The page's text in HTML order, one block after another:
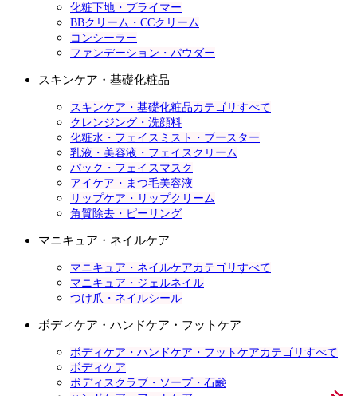
化粧下地・プライマー
BBクリーム・CCクリーム
コンシーラー
ファンデーション・パウダー
スキンケア・基礎化粧品
スキンケア・基礎化粧品カテゴリすべて
クレンジング・洗顔料
化粧水・フェイスミスト・ブースター
乳液・美容液・フェイスクリーム
パック・フェイスマスク
アイケア・まつ毛美容液
リップケア・リップクリーム
角質除去・ピーリング
マニキュア・ネイルケア
マニキュア・ネイルケアカテゴリすべて
マニキュア・ジェルネイル
つけ爪・ネイルシール
ボディケア・ハンドケア・フットケア
ボディケア・ハンドケア・フットケアカテゴリすべて
ボディケア
ボディスクラブ・ソープ・石鹸